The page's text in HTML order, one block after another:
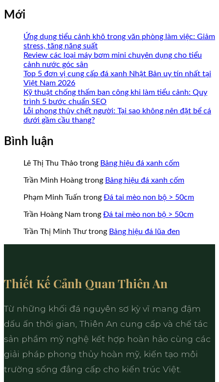
Mới
Ứng dụng tiểu cảnh khô trong văn phòng làm việc: Giảm
stress, tăng năng suất
Review các loại máy bơm mini chuyên dụng cho tiểu
cảnh nước góc sân
Top 5 đơn vị cung cấp đá xanh Nhật Bản uy tín nhất tại
Việt Nam 2026
Kỹ thuật chống thấm ban công khi làm tiểu cảnh: Quy
trình 5 bước chuẩn SEO
Lỗi phong thủy chết người: Tại sao không nên đặt bể cá
dưới gầm cầu thang?
Bình luận
Lê Thị Thu Thảo trong Bảng hiệu đá xanh cốm
Trần Minh Hoàng trong Bảng hiệu đá xanh cốm
Phạm Minh Tuấn trong Đá tai mèo non bộ > 50cm
Trần Hoàng Nam trong Đá tai mèo non bộ > 50cm
Trần Thị Minh Thưtrong Bảng hiệu đá lũa đen
Thiết Kế Cảnh Quan Thiên An
Từ những khối đá nguyên sơ kỳ vĩ mang đậm
dấu ấn thời gian, Thiên An cung cấp và chế tác
sản phẩm mỹ nghệ kết hợp hoàn hảo cùng các
giải pháp phong thủy hoàn mỹ, kiến tạo môi
trường sống đẳng cấp cho kiến trúc Việt.